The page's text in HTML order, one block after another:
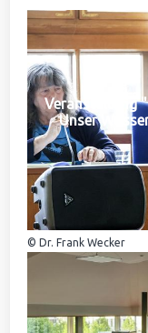
Veranstaltung
Unser
© Dr. Frank Wecker